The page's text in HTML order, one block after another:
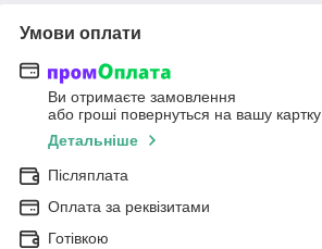
Умови оплати
Ви отримаєте замовлення
або гроші повернуться на вашу картку
Детальніше
Післяплата
Оплата за реквізитами
Готівкою